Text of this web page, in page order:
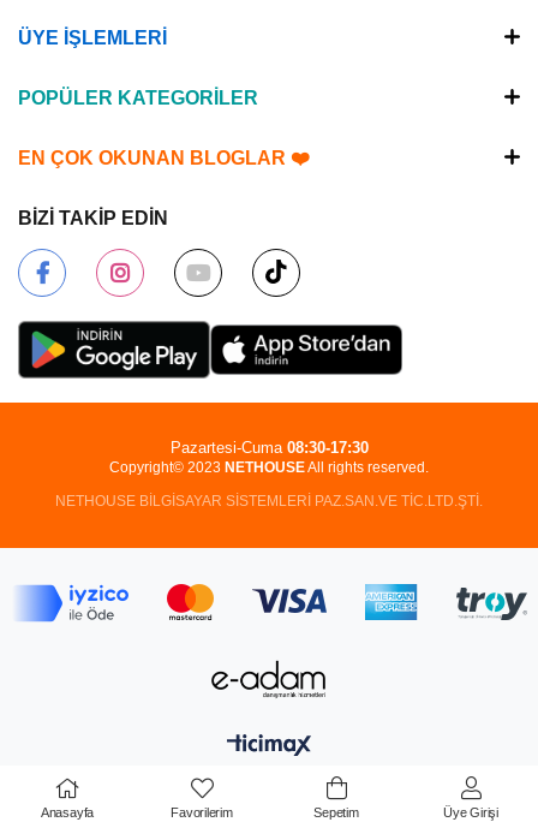
ÜYE İŞLEMLERİ
POPÜLER KATEGORİLER
EN ÇOK OKUNAN BLOGLAR ❤️
BİZİ TAKİP EDİN
Copyright© 2023 NETHOUSEAll rights reserved.
NETHOUSE BİLGİSAYAR SİSTEMLERİ PAZ.SAN.VE TİC.LTD.ŞTİ.
Pazartesi-Cuma 08:30-17:30
Anasayfa Favorilerim Sepetim Üye Girişi